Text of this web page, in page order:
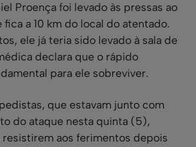
Proença foi levado às pressas ao
a 10 km do local do atentado.
ele já teria sido levado à sala de
declara que o rápido
para ele sobreviver.
que estavam junto com
do ataque nesta quinta (5),
resistirem aos ferimentos depois